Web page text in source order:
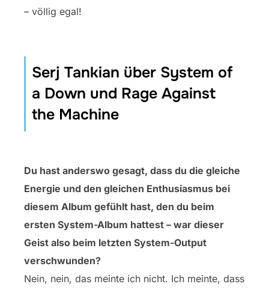
– völlig egal!
Serj Tankian über System of
a Down und Rage Against
the Machine
Du hast anderswo gesagt, dass du die gleiche
Energie und den gleichen Enthusiasmus bei
diesem Album gefühlt hast, den du beim
ersten System-Album hattest – war dieser
Geist also beim letzten System-Output
verschwunden?
Nein, nein, das meinte ich nicht. Ich meinte, dass